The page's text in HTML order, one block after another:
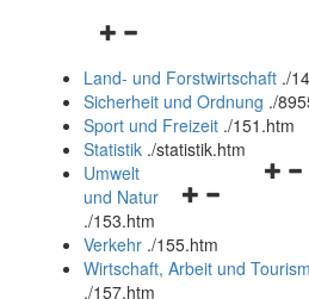
Navigationsmenü
und
schließen
Land- und Forstwirtschaft ./
Sicherheit und Ordnung ./
Sport und Freizeit ./151.htm
Statistik ./statistik.htm
Navigationsmenü
und
schließen
Umwelt
und Natur
./153.htm
Verkehr ./155.htm
Wirtschaft, Arbeit und
./157.htm